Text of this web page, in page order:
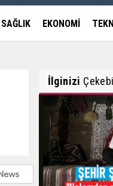
SAĞLIK EKONOMİ
İlginizi